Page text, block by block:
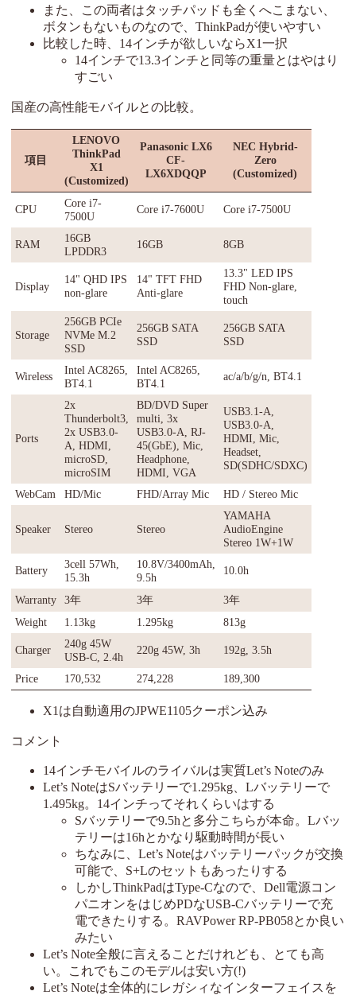
また、この両者はタッチパッドも全くへこまない、
ボタンもないものなので、ThinkPadが使いやすい
比較した時、14インチが欲しいならX1一択
14インチで13.3インチと同等の重量とはやはり
すごい
国産の高性能モバイルとの比較。
項目
LENOVO
ThinkPad
X1
(Customized)
Panasonic LX6
CF-
LX6XDQQP
NEC Hybrid-
Zero
(Customized)
CPU
Core i7-
7500U
Core i7-7600U Core i7-7500U
RAM
16GB
LPDDR3
16GB 8GB
Display
14" QHD IPS
non-glare
14" TFT FHD
Anti-glare
13.3" LED IPS
FHD Non-glare,
touch
Storage
256GB PCIe
NVMe M.2
SSD
256GB SATA
SSD
256GB SATA
SSD
Wireless
Intel AC8265,
BT4.1
Intel AC8265,
BT4.1
ac/a/b/g/n, BT4.1
Ports
2x
Thunderbolt3,
2x USB3.0-
A, HDMI,
microSD,
microSIM
BD/DVD Super
multi, 3x
USB3.0-A, RJ-
45(GbE), Mic,
Headphone,
HDMI, VGA
USB3.1-A,
USB3.0-A,
HDMI, Mic,
Headset,
SD(SDHC/SDXC)
WebCam HD/Mic FHD/Array Mic HD / Stereo Mic
Speaker Stereo Stereo
YAMAHA
AudioEngine
Stereo 1W+1W
Battery
3cell 57Wh,
15.3h
10.8V/3400mAh,
9.5h
10.0h
Warranty 3年 3年
3年
Weight
1.13kg 1.295kg 813g
Charger
240g 45W
USB-C, 2.4h
220g 45W, 3h 192g, 3.5h
Price 170,532 274,228 189,300
X1は自動適用のJPWE1105クーポン込み
コメント
14インチモバイルのライバルは実質Let’s Noteのみ
Let’s NoteはSバッテリーで1.295kg、Lバッテリーで
1.495kg。14インチってそれくらいはする
Sバッテリーで9.5hと多分こちらが本命。Lバッ
テリーは16hとかなり駆動時間が長い
ちなみに、Let’s Noteはバッテリーパックが交換
可能で、S+Lのセットもあったりする
しかしThinkPadはType-Cなので、Dell電源コン
パニオンをはじめPDなUSB-Cバッテリーで充
電できたりする。RAVPower RP-PB058とか良い
みたい
Let’s Note全般に言えることだけれども、とても高
い。これでもこのモデルは安い方(!)
Let’s Noteは全体的にレガシィなインターフェイスを